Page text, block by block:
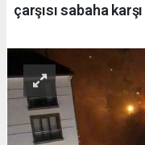
çarşısı sabaha